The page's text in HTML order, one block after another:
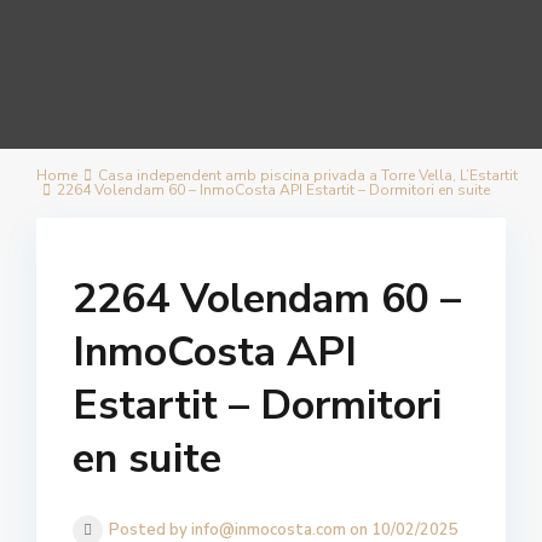
Home Casa independent amb piscina privada a Torre Vella, L’Estartit
2264 Volendam 60 – InmoCosta API Estartit – Dormitori en suite
2264 Volendam 60 –
InmoCosta API
Estartit – Dormitori
en suite
Posted by info@inmocosta.com on 10/02/2025